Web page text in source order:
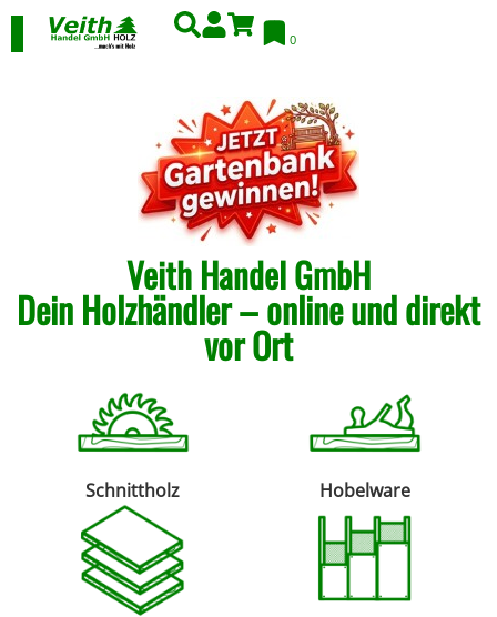
0
Veith Handel GmbH
Dein Holzhändler – online und direkt
vor Ort
Schnittholz Hobelware